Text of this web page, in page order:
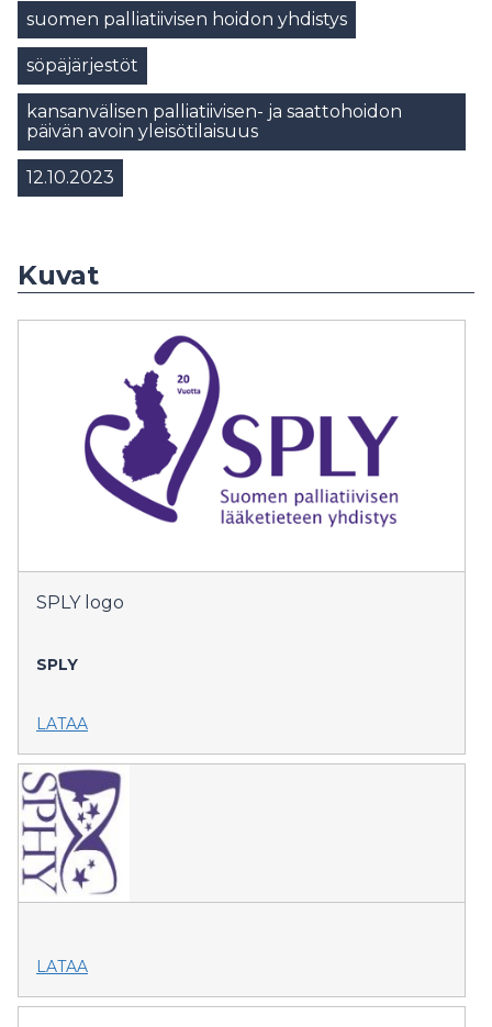
suomen palliatiivisen hoidon yhdistys
söpäjärjestöt
kansanvälisen palliatiivisen- ja saattohoidon
päivän avoin yleisötilaisuus​
12.10.2023
Kuvat
SPLY logo
SPLY
LATAA
LATAA